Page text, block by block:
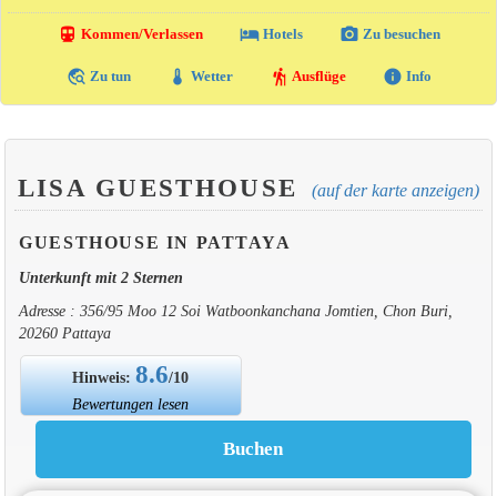
directions_transit Kommen/Verlassen local_hotelHotels photo_camera Zu besuchen
travel_explore Zu tun thermostat Wetter hiking Ausflüge info Info
LISA GUESTHOUSE (auf der karte anzeigen)
GUESTHOUSE IN PATTAYA
Unterkunft mit 2 Sternen
Adresse : 356/95 Moo 12 Soi Watboonkanchana Jomtien, Chon Buri,
20260 Pattaya
Hinweis:8.6/10
Bewertungen lesen